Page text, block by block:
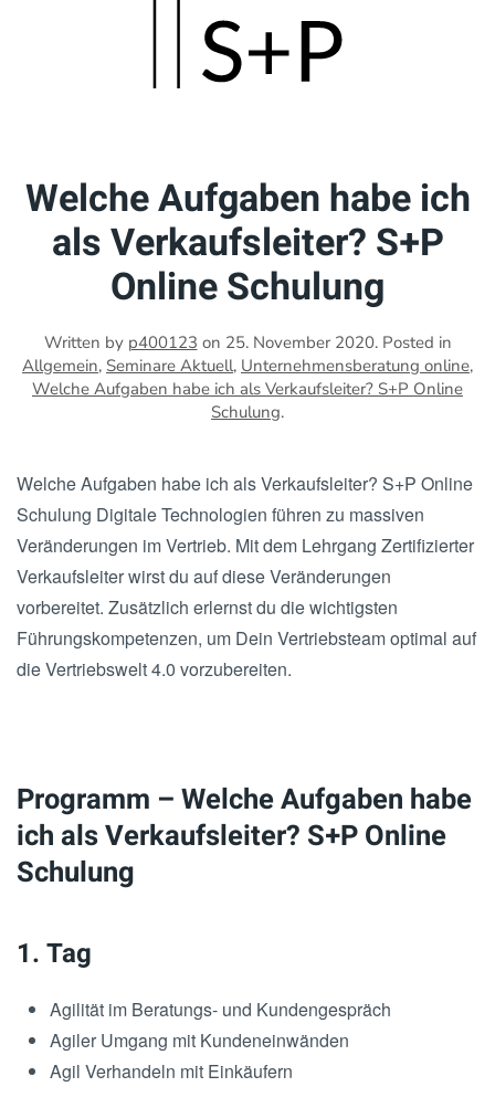
Welche Aufgaben habe ich
als Verkaufsleiter? S+P
Online Schulung
Written by p400123 on 25. November 2020. Posted in
Allgemein, Seminare Aktuell, Unternehmensberatung online,
Welche Aufgaben habe ich als Verkaufsleiter? S+P Online
Schulung.
Welche Aufgaben habe ich als Verkaufsleiter? S+P Online
Schulung Digitale Technologien führen zu massiven
Veränderungen im Vertrieb. Mit dem Lehrgang Zertifizierter
Verkaufsleiter wirst du auf diese Veränderungen
vorbereitet. Zusätzlich erlernst du die wichtigsten
Führungskompetenzen, um Dein Vertriebsteam optimal auf
die Vertriebswelt 4.0 vorzubereiten.
Programm – Welche Aufgaben habe
ich als Verkaufsleiter? S+P Online
Schulung
1. Tag
Agilität im Beratungs- und Kundengespräch
Agiler Umgang mit Kundeneinwänden
Agil Verhandeln mit Einkäufern